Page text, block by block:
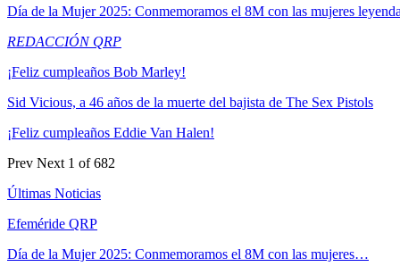
Día de la Mujer 2025: Conmemoramos el 8M con las mujeres
REDACCIÓN QRP
¡Feliz cumpleaños Bob Marley!
Sid Vicious, a 46 años de la muerte del bajista de The Sex Pistols
¡Feliz cumpleaños Eddie Van Halen!
Prev Next 1 of 682
Últimas Noticias
Efeméride QRP
Día de la Mujer 2025: Conmemoramos el 8M con las mujeres…